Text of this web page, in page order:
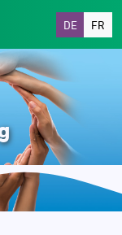
DE FR